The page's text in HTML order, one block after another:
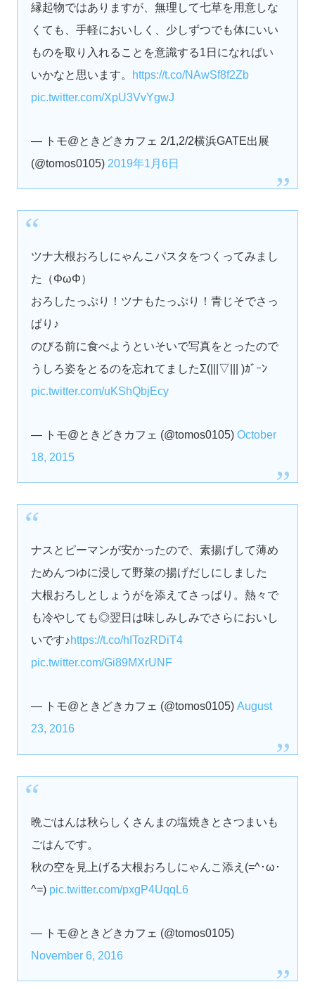
縁起物ではありますが、無理して七草を用意しな
くても、手軽においしく、少しずつでも体にいい
ものを取り入れることを意識する1日になればい
いかなと思います。
https://t.co/NAwSf8f2Zb
pic.twitter.com/XpU3VvYgwJ
— トモ@ときどきカフェ 2/1,2/2横浜GATE出展
(@tomos0105) 2019年1月6日
ツナ大根おろしにゃんこパスタをつくってみまし
た（ΦωΦ）
おろしたっぷり！ツナもたっぷり！青じそでさっ
ぱり♪
のびる前に食べようといそいで写真をとったので
うしろ姿をとるのを忘れてましたΣ(|||▽||| )ｶﾞｰﾝ
pic.twitter.com/uKShQbjEcy
— トモ@ときどきカフェ (@tomos0105)October
18, 2015
ナスとピーマンが安かったので、素揚げして薄め
ためんつゆに浸して野菜の揚げだしにしました
大根おろしとしょうがを添えてさっぱり。熱々で
も冷やしても◎翌日は味しみしみでさらにおいし
いです♪https://t.co/hITozRDiT4
pic.twitter.com/Gi89MXrUNF
— トモ@ときどきカフェ (@tomos0105)August
23, 2016
晩ごはんは秋らしくさんまの塩焼きとさつまいも
ごはんです。
秋の空を見上げる大根おろしにゃんこ添え(=^･ω･
^=) pic.twitter.com/pxgP4UqqL6
— トモ@ときどきカフェ (@tomos0105)
November 6, 2016